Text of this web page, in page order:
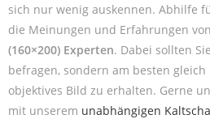
sich nur wenig auskennen. Abhilfe
die Meinungen und Erfahrungen von
(160×200) Experten. Dabei sollten
befragen, sondern am besten
objektives Bild zu erhalten. Gerne
mit unserem unabhängigen